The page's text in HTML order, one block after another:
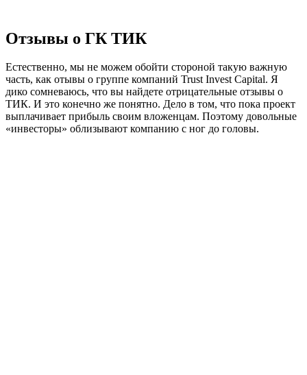
Отзывы о ГК ТИК
Естественно, мы не можем обойти стороной такую важную
часть, как отывы о группе компаний Trust Invest Capital. Я
дико сомневаюсь, что вы найдете отрицательные отзывы о
ТИК. И это конечно же понятно. Дело в том, что пока проект
выплачивает прибыль своим вложенцам. Поэтому довольные
«инвесторы» облизывают компанию с ног до головы.